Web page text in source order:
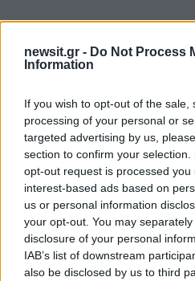
newsit.gr - Do Not Process
Information
If you wish to opt-out of the
processing of your personal or
targeted advertising by us,
section to confirm your
opt-out request is processed you
interest-based ads based on
us or personal information
your opt-out. You may
disclosure of your personal
IAB’s list of downstream
also be disclosed by us to third
Αν τα χάσατε